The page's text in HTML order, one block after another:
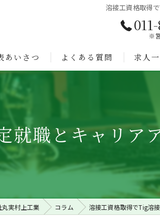
溶接工資格取得
※
あいさつ よくある質問 求人
職とキャリア
実村上工業 コラム 溶接工資格取得でTig溶